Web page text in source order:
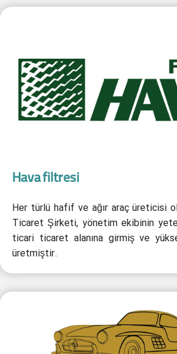
Hava filtresi
Her türlü hafif ve ağır araç üreticisi
Ticaret Şirketi, yönetim ekibinin
ticari ticaret alanına girmiş ve
üretmiştir.